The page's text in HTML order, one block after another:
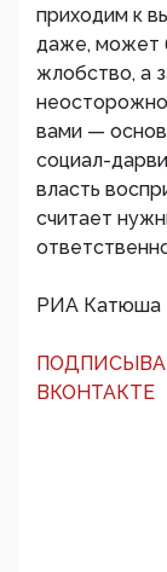
приходим к
даже, может
жлобство, а
вами —
социал-
власть
считает
РИА Катюша
ВКОНТАКТЕ